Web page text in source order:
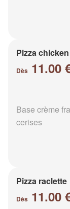
Pizza chicken
Dès 11.00
Base crème
cerises
Pizza raclette
Dès 11.00